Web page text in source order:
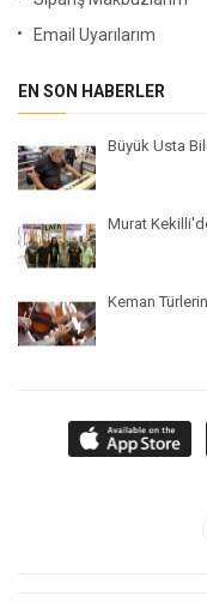
Email Uyarılarım
EN SON HABERLER
Büyük Usta
Murat
Keman